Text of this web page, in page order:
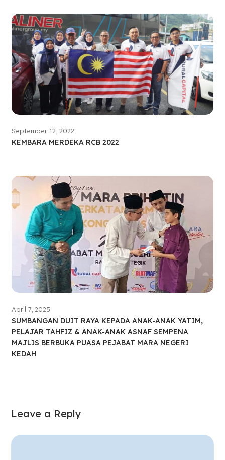
September 12, 2022
KEMBARA MERDEKA RCB 2022
April 7, 2025
SUMBANGAN DUIT RAYA KEPADA ANAK-ANAK YATIM,
PELAJAR TAHFIZ & ANAK-ANAK ASNAF SEMPENA
MAJLIS BERBUKA PUASA PEJABAT MARA NEGERI
KEDAH
Leave a Reply